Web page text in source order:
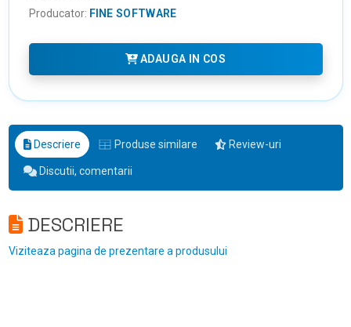
Producator: FINE SOFTWARE
ADAUGA IN COS
Descriere Produse similare Review-uri
Discutii, comentarii
DESCRIERE
Viziteaza pagina de prezentare a produsului